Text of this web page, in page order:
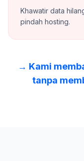
Khawatir data
pindah hosting.
→ Kami
tanpa